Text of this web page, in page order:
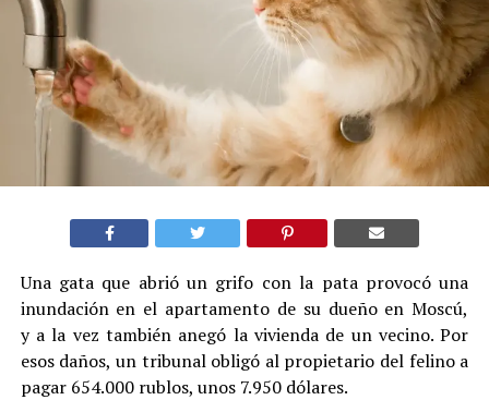
Una gata que abrió un grifo con la pata provocó una
inundación en el apartamento de su dueño en Moscú,
y a la vez también anegó la vivienda de un vecino. Por
esos daños, un tribunal obligó al propietario del felino a
pagar 654.000 rublos, unos 7.950 dólares.